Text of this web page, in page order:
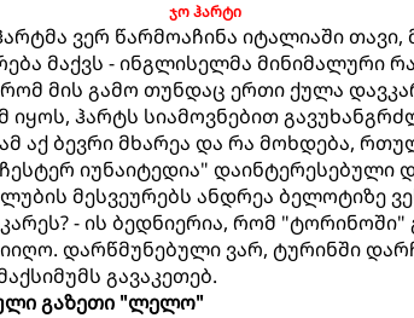
ჯო ჰარტი
ვერ წარმოაჩინა იტალიაში თავი,
მაქვს - ინგლისელმა მინიმალური
რომ მის გამო თუნდაც ერთი ქულა
ჰარტს სიამოვნებით
აქ ბევრი მხარეა და რა მოხდება,
იუნაიტედია" დაინტერესებული
მესვეურებს ანდრეა ბელოტიზე
- ის ბედნიერია, რომ
დარწმუნებული ვარ, ტურინში
გავაკეთებ.
გაზეთი "ლელო"